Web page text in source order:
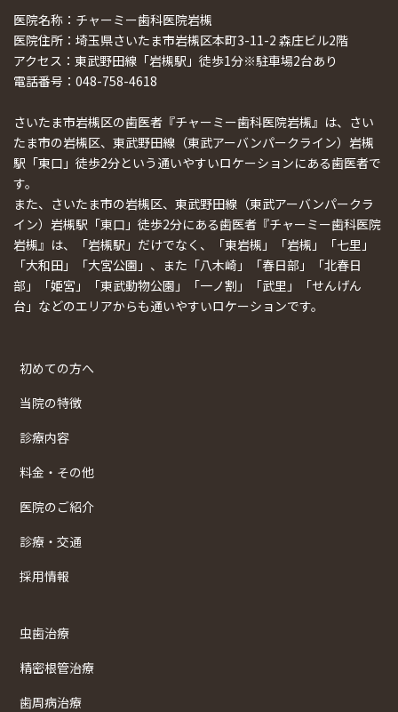
医院名称：チャーミー歯科医院岩槻
医院住所：埼玉県さいたま市岩槻区本町3-11-2 森庄ビル2階
アクセス：東武野田線「岩槻駅」徒歩1分※駐車場2台あり
電話番号：048-758-4618
さいたま市岩槻区の歯医者『チャーミー歯科医院岩槻』は、さい
たま市の岩槻区、東武野田線（東武アーバンパークライン）岩槻
駅「東口」徒歩2分という通いやすいロケーションにある歯医者で
す。
また、さいたま市の岩槻区、東武野田線（東武アーバンパークラ
イン）岩槻駅「東口」徒歩2分にある歯医者『チャーミー歯科医院
岩槻』は、「岩槻駅」だけでなく、「東岩槻」「岩槻」「七里」
「大和田」「大宮公園」、また「八木崎」「春日部」「北春日
部」「姫宮」「東武動物公園」「一ノ割」「武里」「せんげん
台」などのエリアからも通いやすいロケーションです。
初めての方へ
当院の特徴
診療内容
料金・その他
医院のご紹介
診療・交通
採用情報
虫歯治療
精密根管治療
歯周病治療